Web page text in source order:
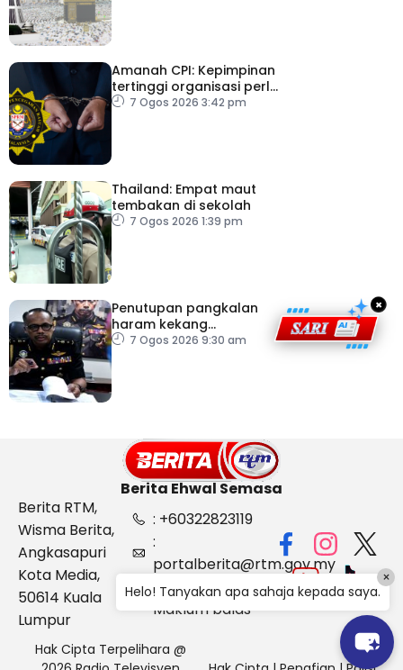
Amanah CPI: Kepimpinan
tertinggi organisasi perlu
pacu reformasi radikal
7 Ogos 2026 3:42 pm
Thailand: Empat maut
tembakan di sekolah
7 Ogos 2026 1:39 pm
Penutupan pangkalan
haram kekang
penyeludupan di
7 Ogos 2026 9:30 am
×
Berita Ehwal Semasa
Berita RTM,
Wisma Berita,
Angkasapuri
Kota Media,
50614 Kuala
Lumpur
: +60322823119
:
portalberita@rtm.gov.my
: Aduan &
Maklum balas
Hak Cipta Terpelihara @
Helo! Tanyakan apa sahaja kepada saya.
×